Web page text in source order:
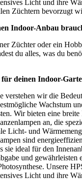
Licht und ihre
Züchtern bevorzugt
Indoor-Anbau
Züchter oder ein
du alles, was du
deinen Indoor-
verstehen wir die
Wachstum
Wir bieten eine
an, die
Licht- und
sind
sie ideal für den
und gewährleisten
Unsere
Licht und ihre